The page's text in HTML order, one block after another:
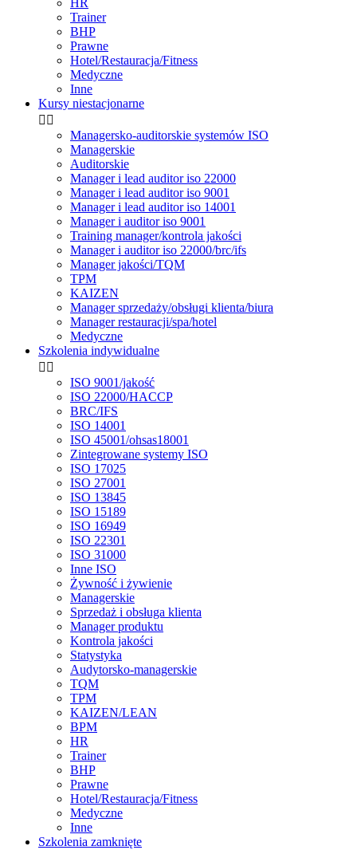
Trainer
BHP
Prawne
Hotel/Restauracja/Fitness
Medyczne
Inne
Kursy niestacjonarne
 
Managersko-auditorskie systemów ISO
Managerskie
Auditorskie
Manager i lead auditor iso 22000
Manager i lead auditor iso 9001
Manager i lead auditor iso 14001
Manager i auditor iso 9001
Training manager/kontrola jakości
Manager i auditor iso 22000/brc/ifs
Manager jakości/TQM
TPM
KAIZEN
Manager sprzedaży/obsługi klienta/biura
Manager restauracji/spa/hotel
Medyczne
Szkolenia indywidualne
 
ISO 9001/jakość
ISO 22000/HACCP
BRC/IFS
ISO 14001
ISO 45001/ohsas18001
Zintegrowane systemy ISO
ISO 17025
ISO 27001
ISO 13845
ISO 15189
ISO 16949
ISO 22301
ISO 31000
Inne ISO
Żywność i żywienie
Managerskie
Sprzedaż i obsługa klienta
Manager produktu
Kontrola jakości
Statystyka
Audytorsko-managerskie
TQM
TPM
KAIZEN/LEAN
BPM
HR
Trainer
BHP
Prawne
Hotel/Restauracja/Fitness
Medyczne
Inne
Szkolenia zamknięte